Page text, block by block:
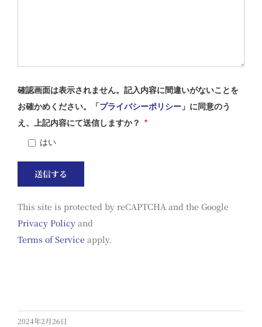
確認画面は表示されません。記入内容に間違いがないことを
お確かめください。「プライバシーポリシー」に同意のう
え、上記内容にて送信しますか？ *
はい
This site is protected by reCAPTCHA and the Google
Privacy Policyand
Terms of Service apply.
2024年2月26日